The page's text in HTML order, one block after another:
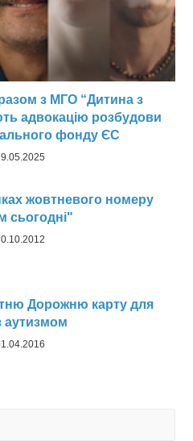
з МГО “Дитина з
адвокацію розбудови
фонду ЄС
жовтневого номеру
сьогодні"
Дорожню карту для
аутизмом